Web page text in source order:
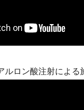
ルロン酸注射によ